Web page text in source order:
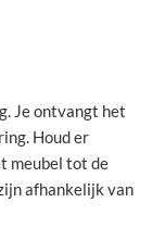
Je ontvangt het
Houd er
meubel tot de
afhankelijk van